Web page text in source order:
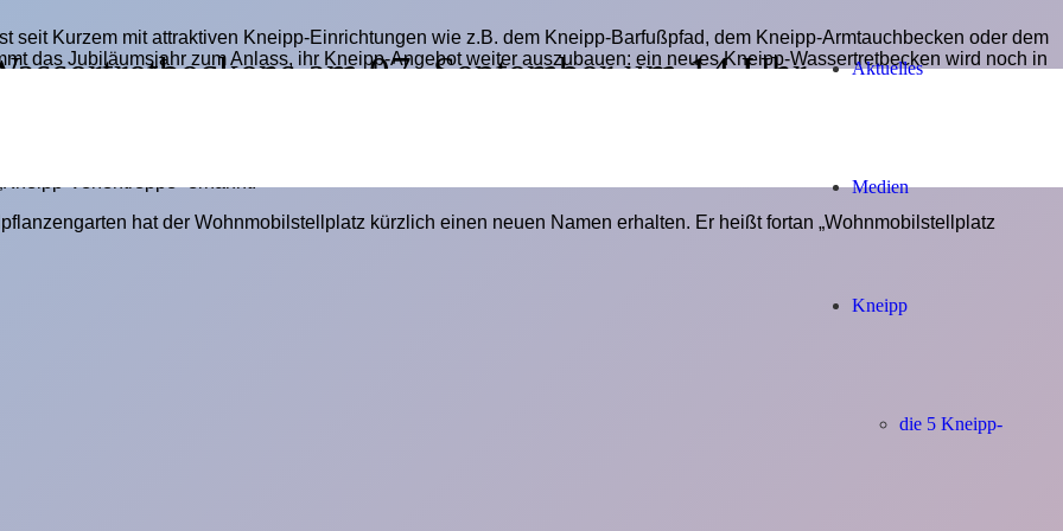
Aktuelles
Medien
Kneipp
die 5 Kneipp-
am 07. September um 14 Uhr
seit Kurzem mit attraktiven Kneipp-Einrichtungen wie z.B. dem Kneipp-Barfußpfad, dem Kneipp-Armtauchbecken oder dem
das Jubiläumsjahr zum Anlass, ihr Kneipp-Angebot weiter auszubauen: ein neues Kneipp-Wassertretbecken wird noch in
Brunnenstraße 20, liegt direkt in der Nähe der Büste des Pfarrers Sebastian Kneipp, der Erfinder der kneippschen Lehre,
hat der Wohnmobilstellplatz kürzlich einen neuen Namen erhalten. Er heißt fortan „Wohnmobilstellplatz